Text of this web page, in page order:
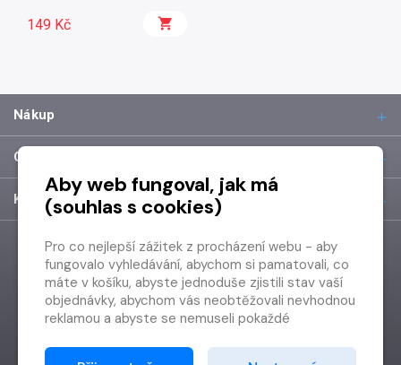
149 Kč
Nákup
O společnosti
Kontakt
Aby web fungoval, jak má
(souhlas s cookies)
Pro co nejlepší zážitek z procházení webu - aby
fungovalo vyhledávání, abychom si pamatovali, co
máte v košíku, abyste jednoduše zjistili stav vaší
objednávky, abychom vás neobtěžovali nevhodnou
reklamou a abyste se nemuseli pokaždé